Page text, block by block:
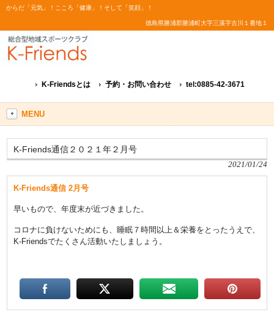
からだ「元気」！こころ「健康」！そして「笑顔」！
徳島県勝浦郡勝浦町大字三溪字古川１番地１
K-Friendsとは 予約・お問い合わせ tel:0885-42-3671
MENU
K-Friends通信２０２１年２月号
2021/01/24
K-Friends通信 2月号
早いもので、年度末が近づきました。
コロナに負けないためにも、睡眠７時間以上＆栄養をとったうえで、
K-Friendsでたくさん活動いたしましょう。